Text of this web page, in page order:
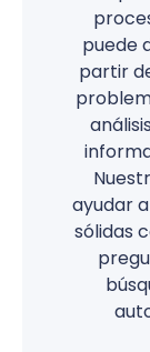
puede
partir
ayudar
sólidas